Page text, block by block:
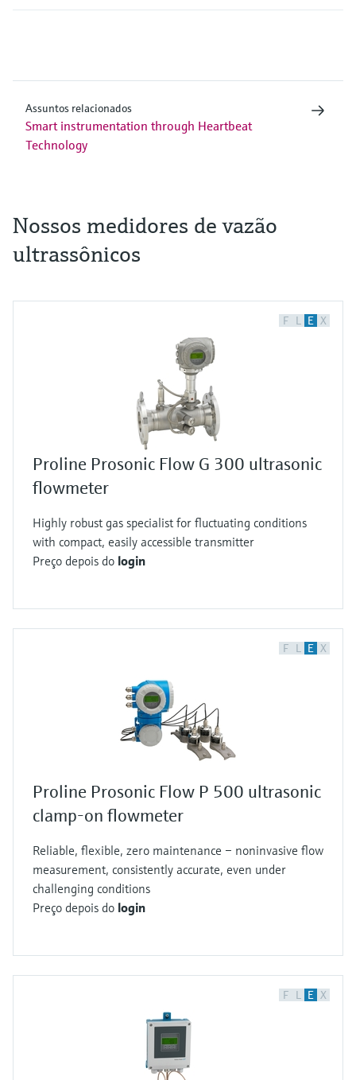
Assuntos relacionados
Smart instrumentation through Heartbeat
Technology
Nossos medidores de vazão
ultrassônicos
F L E X
Proline Prosonic Flow G 300 ultrasonic
flowmeter
Highly robust gas specialist for fluctuating conditions
with compact, easily accessible transmitter
Preço depois do login
F L E X
Proline Prosonic Flow P 500 ultrasonic
clamp-on flowmeter
Reliable, flexible, zero maintenance – noninvasive flow
measurement, consistently accurate, even under
challenging conditions
Preço depois do login
F L E X